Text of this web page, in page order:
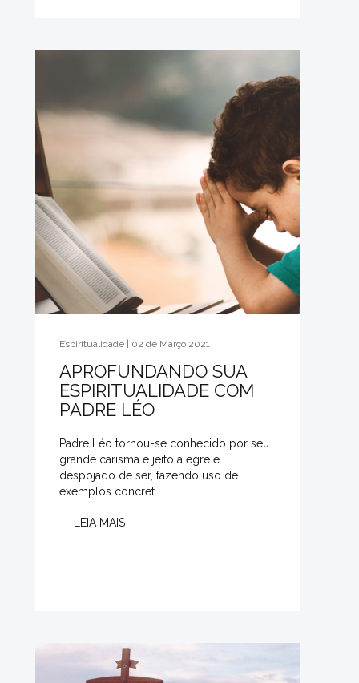
Espiritualidade | 02 de Março 2021
APROFUNDANDO SUA
ESPIRITUALIDADE COM
PADRE LÉO
Padre Léo tornou-se conhecido por seu
grande carisma e jeito alegre e
despojado de ser, fazendo uso de
exemplos concret...
LEIA MAIS